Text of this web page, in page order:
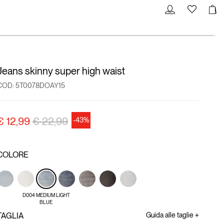
skinny super high waist
5T0078DOAY15
12,99Price reduced from
€ 22,99to-43%
D004 MEDIUM LIGHT
BLUE
Guida alle taglie +